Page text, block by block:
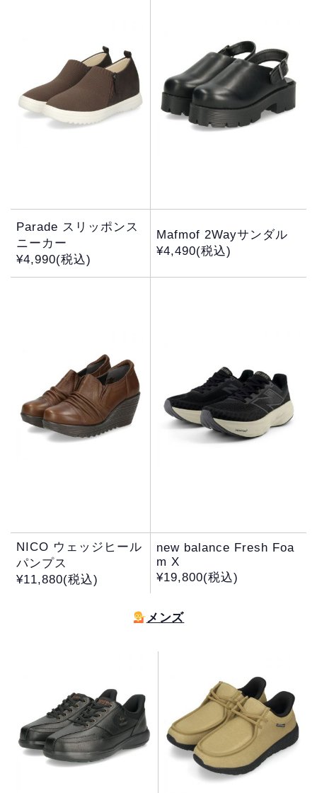
Parade スリッポンス
ニーカー
¥4,990(税込)
Mafmof 2Wayサンダル
¥4,490(税込)
NICO ウェッジヒール
パンプス
¥11,880(税込)
new balance Fresh Foa
m X
¥19,800(税込)
メンズ